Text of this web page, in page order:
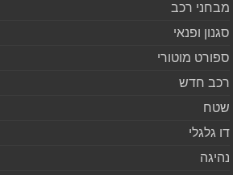
רכב
ופנאי
מוטורי
חדש
גלגלי